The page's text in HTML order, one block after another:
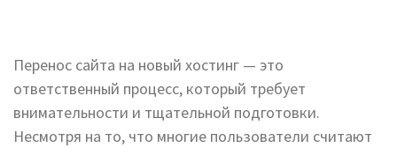
Перенос сайта на новый хостинг — это
ответственный процесс, который требует
внимательности и тщательной подготовки.
Несмотря на то, что многие пользователи считают